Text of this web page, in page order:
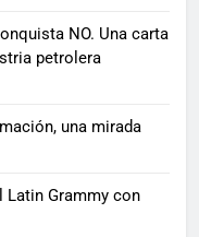
NO. Una carta
petrolera
una mirada
Latin Grammy con